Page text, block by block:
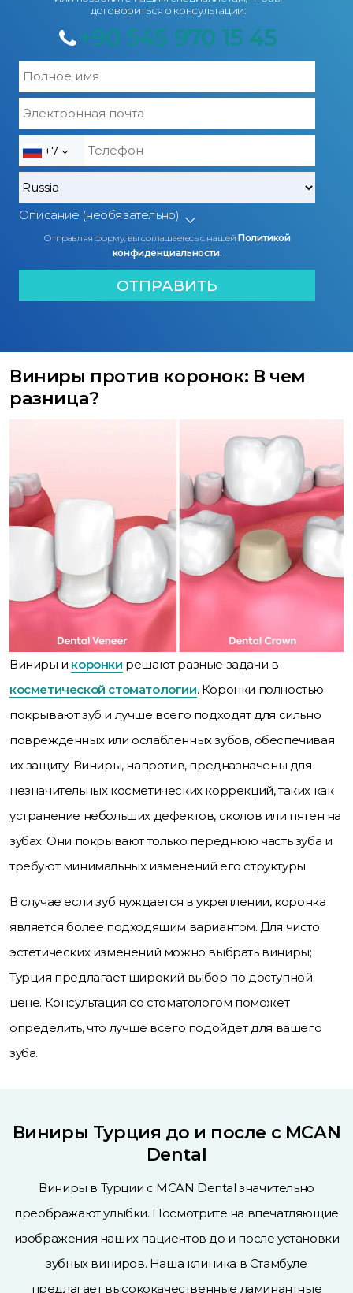
договориться о консультации:
+90 545 970 15 45
+7
Описание (необязательно)
Отправляя форму, вы соглашаетесь с нашейПолитикой
конфиденциальности.
Виниры против коронок: В чем
разница?
Виниры и коронки решают разные задачи в
косметической стоматологии. Коронки полностью
покрывают зуб и лучше всего подходят для сильно
поврежденных или ослабленных зубов, обеспечивая
их защиту. Виниры, напротив, предназначены для
незначительных косметических коррекций, таких как
устранение небольших дефектов, сколов или пятен на
зубах. Они покрывают только переднюю часть зуба и
требуют минимальных изменений его структуры.
В случае если зуб нуждается в укреплении, коронка
является более подходящим вариантом. Для чисто
эстетических изменений можно выбрать виниры;
Турция предлагает широкий выбор по доступной
цене. Консультация со стоматологом поможет
определить, что лучше всего подойдет для вашего
зуба.
Виниры Турция до и после с MCAN
Dental
Виниры в Турции с MCAN Dental значительно
преображают улыбки. Посмотрите на впечатляющие
изображения наших пациентов до и после установки
зубных виниров. Наша клиника в Стамбуле
предлагает высококачественные ламинантные